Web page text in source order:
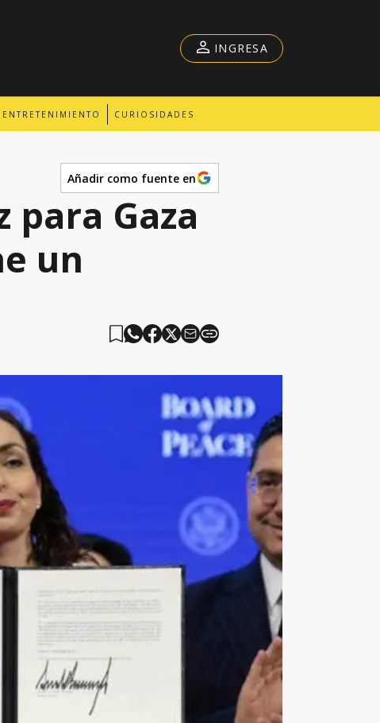
ENTRETENIMIENTO CURIOSIDADES
INGRESA
Añadir como fuente en
para Gaza
un